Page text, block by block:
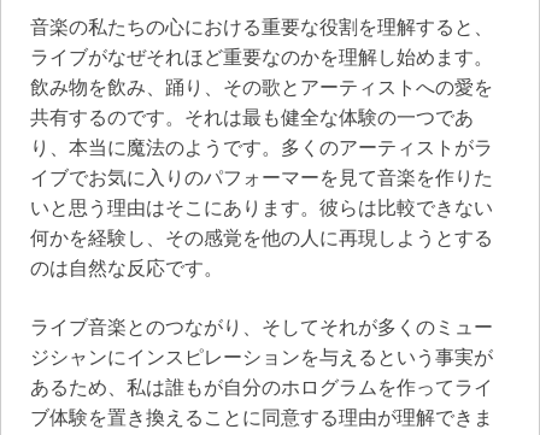
音楽の私たちの心における重要な役割を理解すると、
ライブがなぜそれほど重要なのかを理解し始めます。
飲み物を飲み、踊り、その歌とアーティストへの愛を
共有するのです。それは最も健全な体験の一つであ
り、本当に魔法のようです。多くのアーティストがラ
イブでお気に入りのパフォーマーを見て音楽を作りた
いと思う理由はそこにあります。彼らは比較できない
何かを経験し、その感覚を他の人に再現しようとする
のは自然な反応です。
ライブ音楽とのつながり、そしてそれが多くのミュー
ジシャンにインスピレーションを与えるという事実が
あるため、私は誰もが自分のホログラムを作ってライ
ブ体験を置き換えることに同意する理由が理解できま